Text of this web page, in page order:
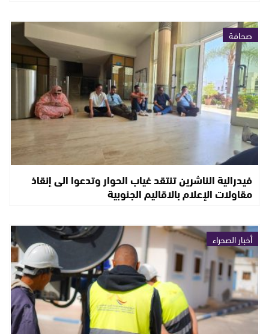
صحافة
فيدرالية الناشرين تنتقد غياب الحوار وتدعوا الى إنقاذ
مقاولات الإعلام بالاقاليم الجنوبية
أخبار الصحراء